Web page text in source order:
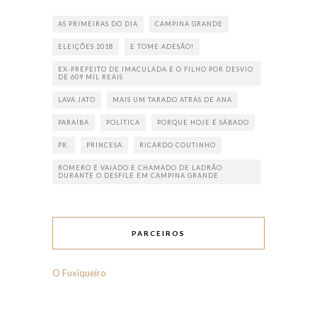
AS PRIMEIRAS DO DIA CAMPINA GRANDE
ELEIÇÕES 2018 E TOME ADESÃO!
EX-PREFEITO DE IMACULADA E O FILHO POR DESVIO
DE 609 MIL REAIS
LAVA JATO MAIS UM TARADO ATRÁS DE ANA
PARAÍBA POLÍTICA PORQUE HOJE É SÁBADO
PR. PRINCESA RICARDO COUTINHO
ROMERO É VAIADO E CHAMADO DE LADRÃO
DURANTE O DESFILE EM CAMPINA GRANDE
PARCEIROS
O Fuxiqueiro